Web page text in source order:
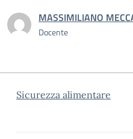
MASSIMILIANO
Docente
Sicurezza alimentare